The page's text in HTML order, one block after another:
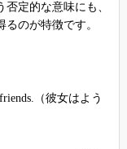
定的な意味にも、
るのが特徴です。
（彼女はよう